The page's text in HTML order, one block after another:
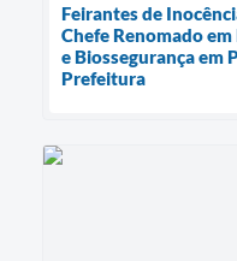
Feirantes de
Chefe Renomado
e Biossegurança em
Prefeitura